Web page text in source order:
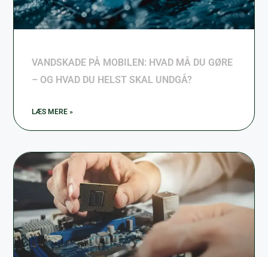
VANDSKADE PÅ MOBILEN: HVAD MÅ DU GØRE
– OG HVAD DU HELST SKAL UNDGÅ?
LÆS MERE »